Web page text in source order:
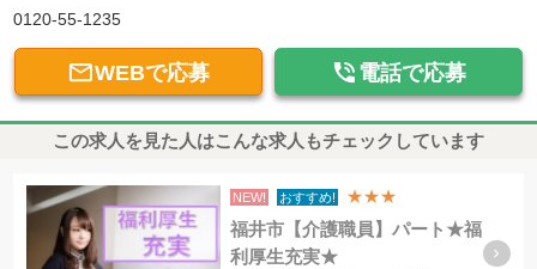
0120-55-1235
WEBで応募  電話で応募
この求人を見た人はこんな求人もチェックしています
NEW! おすすめ! ★★★
福井市【介護職員】パート★福
利厚生充実★